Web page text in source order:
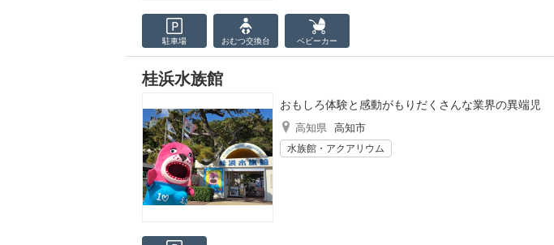
駐車場 おむつ交換台 ベビーカー
桂浜水族館
おもしろ体験と感動がもりだくさんな業界の異端児
高知県 高知市
水族館・アクアリウム